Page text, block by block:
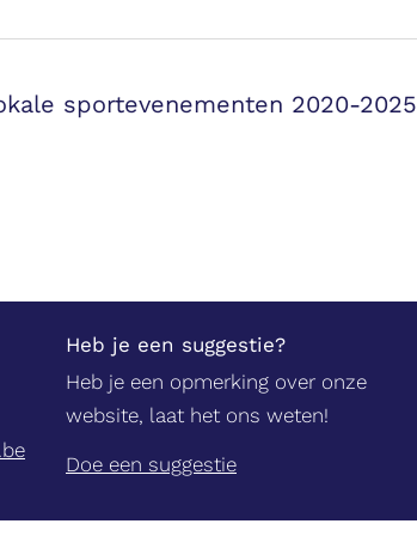
sportevenementen 2020-2025
Heb je een suggestie?
Heb je een opmerking over onze
website, laat het ons weten!
Doe een suggestie